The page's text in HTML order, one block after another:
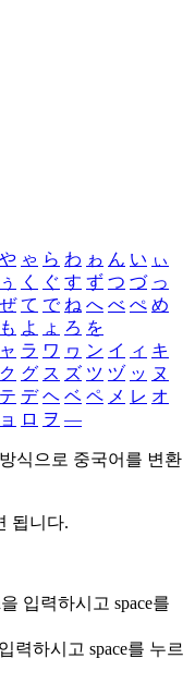
や ゃ ら わ ゎ ん い ぃ
ぅ く ぐ す ず つ づ っ
ぜ て で ね へ べ ぺ め
も よ ょ ろ を
ャ ラ ワ ヮ ン イ ィ キ
ク グ ス ズ ツ ヅ ッ ヌ
テ デ ヘ ベ ペ メ レ オ
ョ ロ ヲ ―
식으로 중국어를 변환
됩니다.
을 입력하시고 space를
력하시고 space를 누르